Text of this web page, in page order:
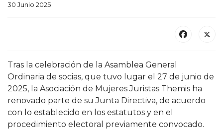
30 Junio 2025
Tras la celebración de la Asamblea General
Ordinaria de socias, que tuvo lugar el 27 de junio de
2025, la Asociación de Mujeres Juristas Themis ha
renovado parte de su Junta Directiva, de acuerdo
con lo establecido en los estatutos y en el
procedimiento electoral previamente convocado.